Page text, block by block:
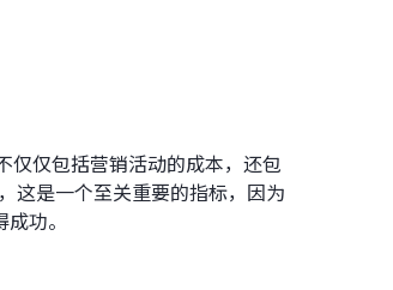
仅仅包括营销活动的成本，还包
这是一个至关重要的指标，因为
功。